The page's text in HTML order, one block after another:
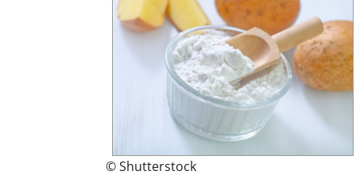
© Shutterstock